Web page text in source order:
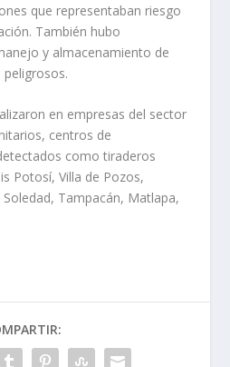
que representaban riesgo
También hubo
y almacenamiento de
en empresas del sector
centros de
como tiraderos
Potosí, Villa de Pozos,
Tampacán, Matlapa,